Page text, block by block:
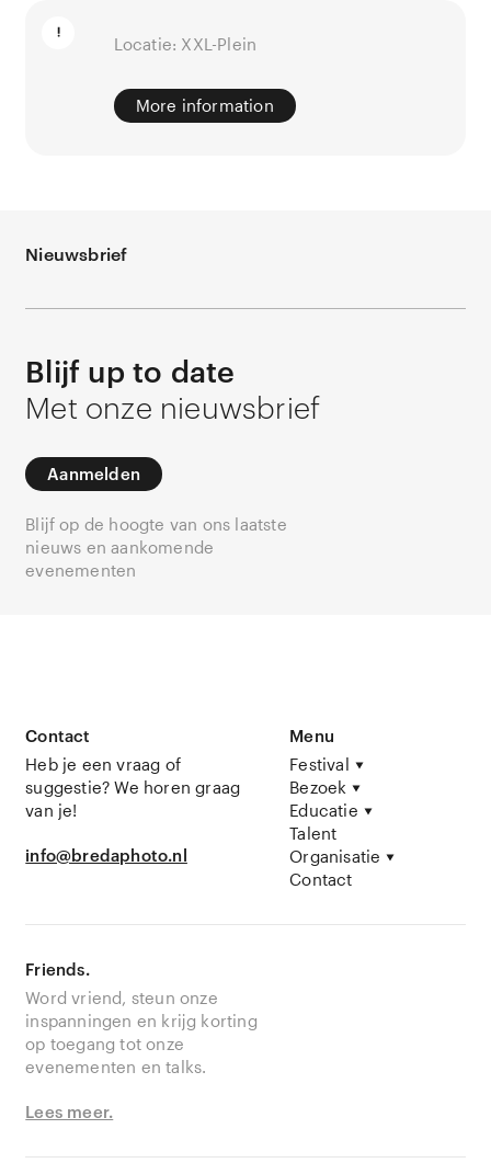
Locatie: XXL-Plein
More information
Nieuwsbrief
Blijf up to date
Met onze nieuwsbrief
Aanmelden
Blijf op de hoogte van ons laatste
nieuws en aankomende
evenementen
Contact
Heb je een vraag of
suggestie? We horen graag
van je!
info@bredaphoto.nl
Menu
Festival
Bezoek
Educatie
Talent
Organisatie
Contact
Friends.
Word vriend, steun onze
inspanningen en krijg korting
op toegang tot onze
evenementen en talks.
Lees meer.